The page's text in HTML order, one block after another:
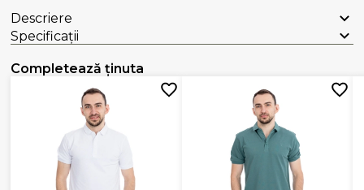
Descriere
Specificații
Completează ținuta